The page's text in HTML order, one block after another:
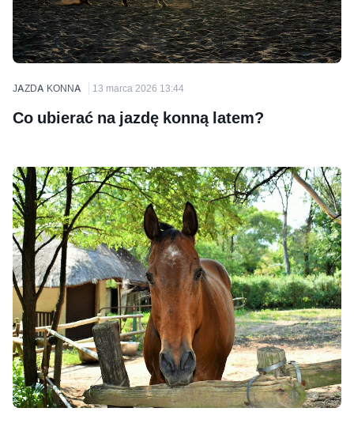
JAZDA KONNA 13 marca 2026 13:44
Co ubierać na jazdę konną latem?